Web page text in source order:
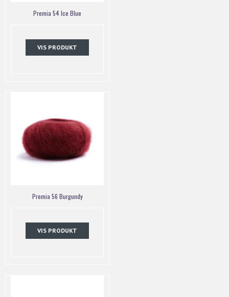
Premia 54 Ice Blue
VIS PRODUKT
Premia 56 Burgundy
VIS PRODUKT